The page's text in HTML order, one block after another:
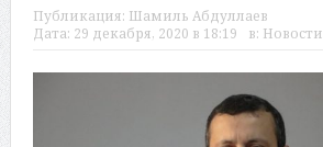
Публикация: Шамиль Абдуллаев
Дата: 29 декабря, 2020 в 18:19 в: Новости